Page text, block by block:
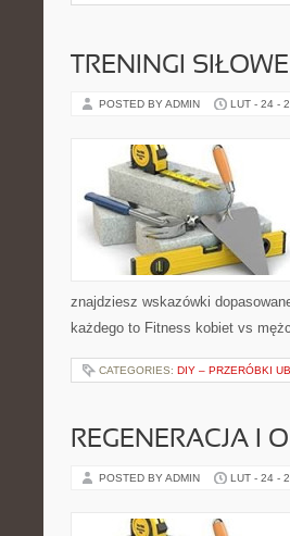
TRENINGI SIŁOWE
POSTED BY ADMIN LUT - 24 -
znajdziesz wskazówki
każdego to Fitness kobiet vs
CATEGORIES: DIY – PRZERÓBKI
REGENERACJA I
POSTED BY ADMIN LUT - 24 -